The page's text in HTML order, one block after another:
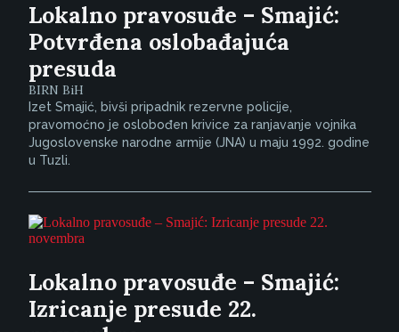
Lokalno pravosuđe – Smajić:
Potvrđena oslobađajuća
presuda
BIRN BiH
Izet Smajić, bivši pripadnik rezervne policije,
pravomoćno je oslobođen krivice za ranjavanje vojnika
Jugoslovenske narodne armije (JNA) u maju 1992. godine
u Tuzli.
Lokalno pravosuđe – Smajić:
Izricanje presude 22.